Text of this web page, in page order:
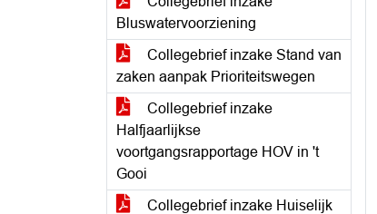
Bluswatervoorziening
Collegebrief inzake Stand van
zaken aanpak Prioriteitswegen
Collegebrief inzake
Halfjaarlijkse
voortgangsrapportage HOV in 't
Gooi
Collegebrief inzake Huiselijk